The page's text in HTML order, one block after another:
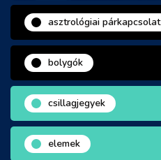
asztrológiai párkapcsolat
bolygók
csillagjegyek
elemek